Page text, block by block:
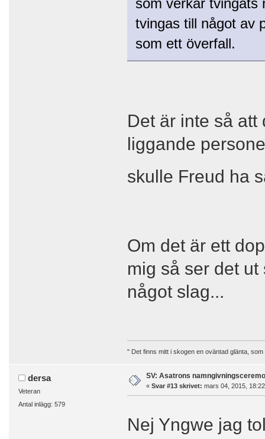
som verkar tvingats
tvingas till något av
som ett överfall.
Det är inte så
liggande
skulle Freud ha
Om det är ett
mig så ser det
något slag...
" Det finns mitt i skogen en oväntad glänta,
dersa
Veteran
Antal inlägg: 579
SV: Asatrons
« Svar #13 skrivet: mars 04, 2015,
Nej Yngwe jag